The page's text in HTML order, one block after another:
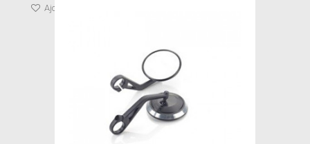
Ajouter à ma liste de cadeaux